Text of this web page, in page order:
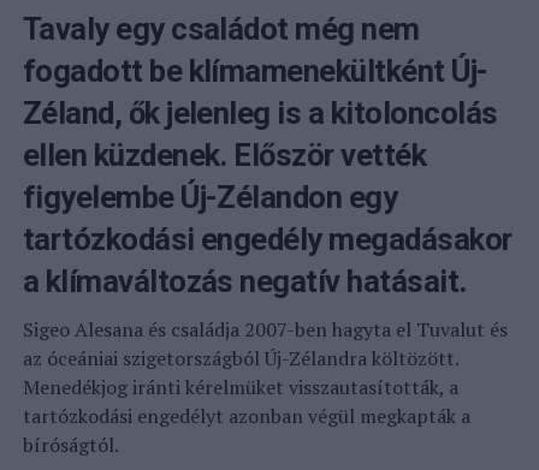
Tavaly egy családot még nem
fogadott be klímamenekültként Új-
Zéland, ők jelenleg is a kitoloncolás
ellen küzdenek. Először vették
figyelembe Új-Zélandon egy
tartózkodási engedély megadásakor
a klímaváltozás negatív hatásait.
Sigeo Alesana és családja 2007-ben hagyta el Tuvalut és
az óceániai szigetországból Új-Zélandra költözött.
Menedékjog iránti kérelmüket visszautasították, a
tartózkodási engedélyt azonban végül megkapták a
bíróságtól.